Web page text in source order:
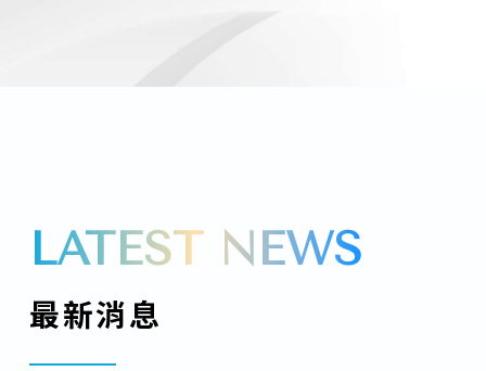
LATEST NEWS
最新消息
座】哈佛學者 Eric Nelson 成大開
講：現代「選舉式民主」源自 17
28/May/2026 最新消息
【115年度中興大學精醫暑期學分課